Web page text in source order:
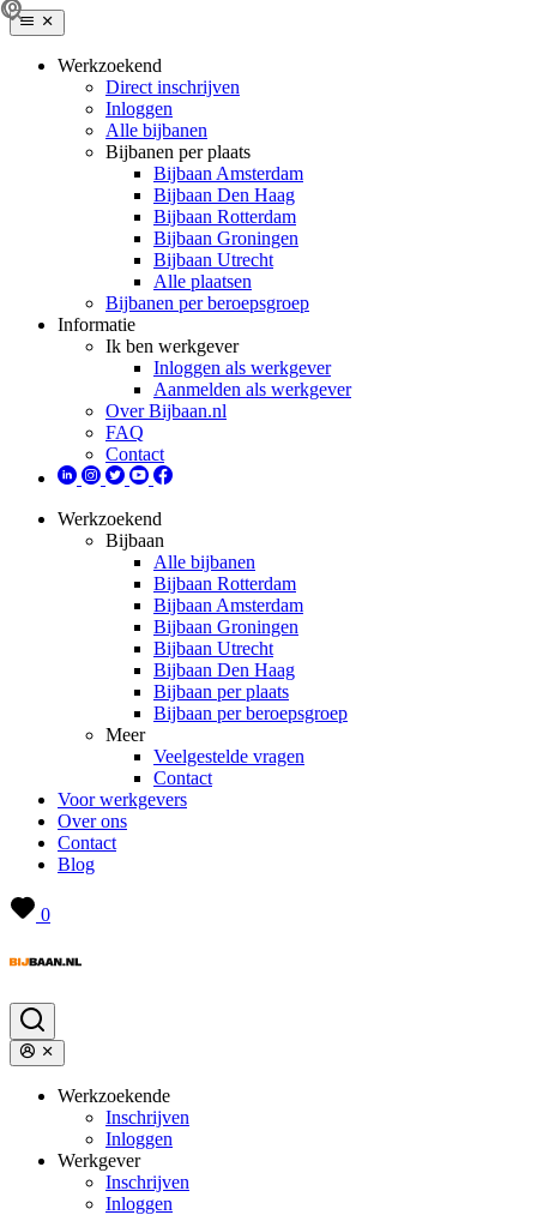
Werkzoekend
Direct inschrijven
Inloggen
Alle bijbanen
Bijbanen per plaats
Bijbaan Amsterdam
Bijbaan Den Haag
Bijbaan Rotterdam
Bijbaan Groningen
Bijbaan Utrecht
Alle plaatsen
Bijbanen per beroepsgroep
Informatie
Ik ben werkgever
Inloggen als werkgever
Aanmelden als werkgever
Over Bijbaan.nl
FAQ
Contact
Werkzoekend
Bijbaan
Alle bijbanen
Bijbaan Rotterdam
Bijbaan Amsterdam
Bijbaan Groningen
Bijbaan Utrecht
Bijbaan Den Haag
Bijbaan per plaats
Bijbaan per beroepsgroep
Meer
Veelgestelde vragen
Contact
Voor werkgevers
Over ons
Contact
Blog
0
Werkzoekende
Inschrijven
Inloggen
Werkgever
Inschrijven
Inloggen